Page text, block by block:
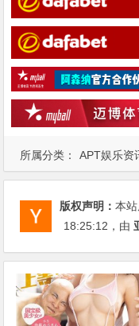
所属分类： APT娱乐资
版权声明：本
18:25:12 ，由